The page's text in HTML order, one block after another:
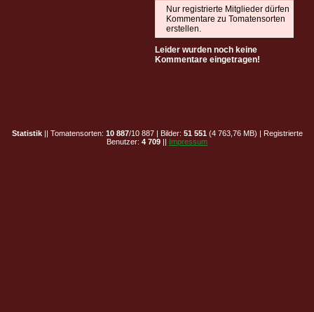
Nur registrierte Mitglieder dürfen
Kommentare zu Tomatensorten
erstellen.
Leider wurden noch keine
Kommentare eingetragen!
Statistik|| Tomatensorten: 10 887/10 887 | Bilder: 51 551 (4 763,76 MB) | Registrierte
Benutzer: 4 709 || Impressum